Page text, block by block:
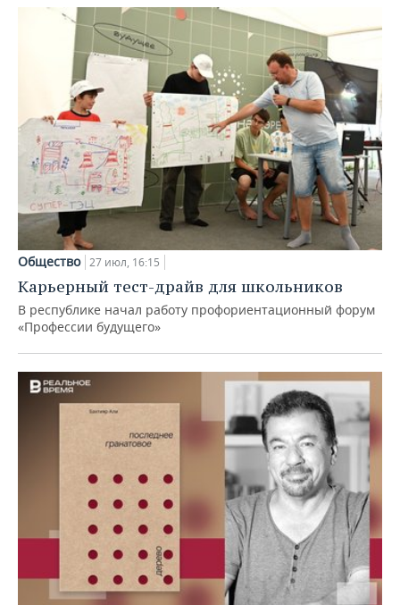
Общество 27 июл, 16:15
Карьерный тест-драйв для школьников
В республике начал работу профориентационный форум
«Профессии будущего»